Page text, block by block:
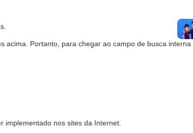
acima. Portanto, para chegar ao campo de busca interna
implementado nos sites da Internet.